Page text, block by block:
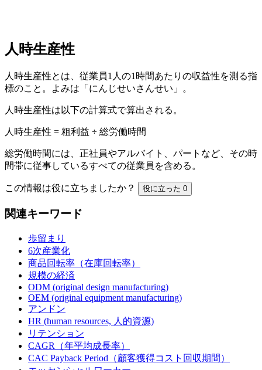
人時生産性
人時生産性とは、従業員1人の1時間あたりの収益性を測る指
標のこと。よみは「にんじせいさんせい」。
人時生産性は以下の計算式で算出される。
人時生産性 = 粗利益 ÷ 総労働時間
総労働時間には、正社員やアルバイト、パートなど、その時
間帯に従事しているすべての従業員を含める。
この情報は役に立ちましたか？ 役に立った 0
関連キーワード
歩留まり
6次産業化
商品回転率（在庫回転率）
規模の経済
ODM (original design manufacturing)
OEM (original equipment manufacturing)
アンドン
HR (human resources, 人的資源)
リテンション
CAGR（年平均成長率）
CAC Payback Period（顧客獲得コスト回収期間）